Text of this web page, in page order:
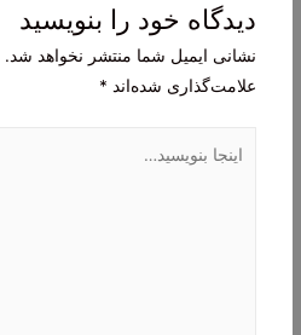
دیدگاه‌ خود را بنویسید
نشانی ایمیل شما منتشر نخواهد شد.
علامت‌گذاری شده‌اند *
بنویسید…